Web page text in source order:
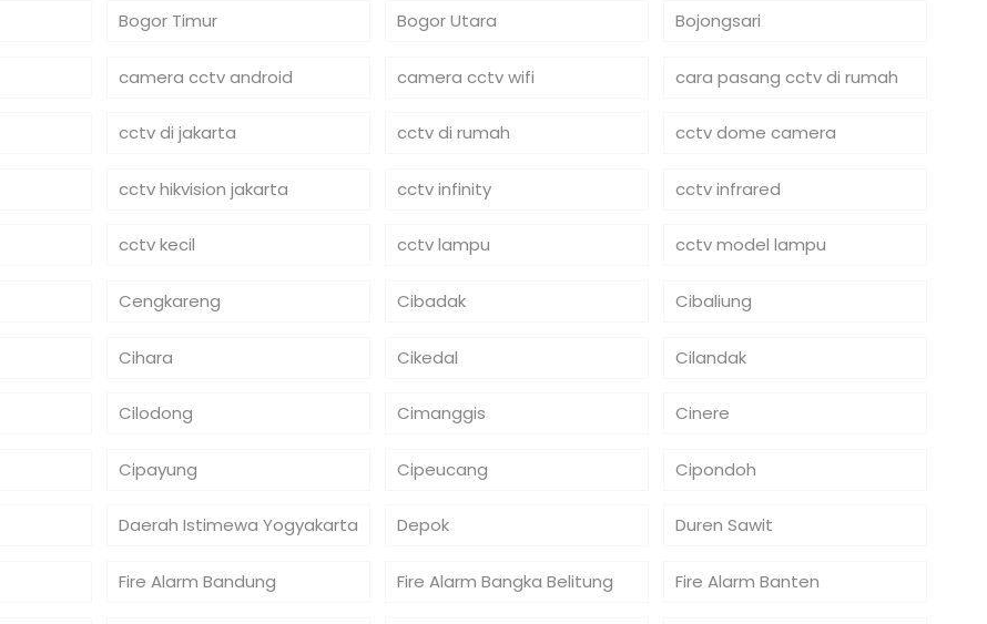
Bogor Timur Bogor Utara Bojongsari
camera cctv android camera cctv wifi cara pasang cctv di rumah
cctv di jakarta cctv di rumah cctv dome camera
cctv hikvision jakarta cctv infinity cctv infrared
cctv kecil cctv lampu cctv model lampu
Cengkareng Cibadak Cibaliung
Cihara Cikedal Cilandak
Cilodong Cimanggis Cinere
Cipayung Cipeucang Cipondoh
Daerah Istimewa Yogyakarta Depok Duren Sawit
Fire Alarm Bandung Fire Alarm Bangka Belitung Fire Alarm Banten